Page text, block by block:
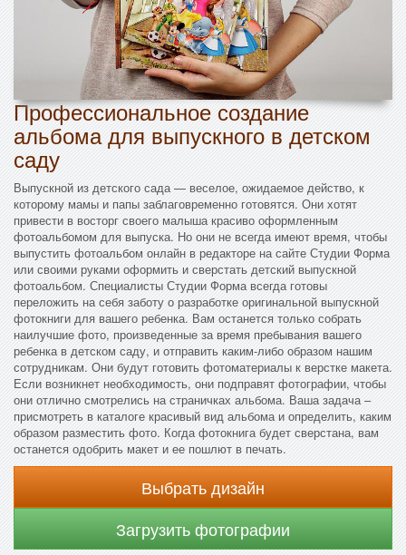
Профессиональное создание
альбома для выпускного в детском
саду
Выпускной из детского сада — веселое, ожидаемое действо, к
которому мамы и папы заблаговременно готовятся. Они хотят
привести в восторг своего малыша красиво оформленным
фотоальбомом для выпуска. Но они не всегда имеют время, чтобы
выпустить фотоальбом онлайн в редакторе на сайте Студии Форма
или своими руками оформить и сверстать детский выпускной
фотоальбом. Специалисты Студии Форма всегда готовы
переложить на себя заботу о разработке оригинальной выпускной
фотокниги для вашего ребенка. Вам останется только собрать
наилучшие фото, произведенные за время пребывания вашего
ребенка в детском саду, и отправить каким-либо образом нашим
сотрудникам. Они будут готовить фотоматериалы к верстке макета.
Если возникнет необходимость, они подправят фотографии, чтобы
они отлично смотрелись на страничках альбома. Ваша задача –
присмотреть в каталоге красивый вид альбома и определить, каким
образом разместить фото. Когда фотокнига будет сверстана, вам
останется одобрить макет и ее пошлют в печать.
Выбрать дизайн
Загрузить фотографии